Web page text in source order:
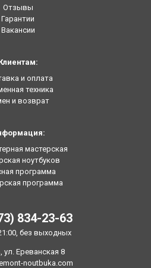
Отзывы
Гарантии
Вакансии
и оплата
техника
и возврат
мастерская
ноутбуков
программа
программа
834-23-63
без выходных
ул. Ереванская 8
noutbuka.com